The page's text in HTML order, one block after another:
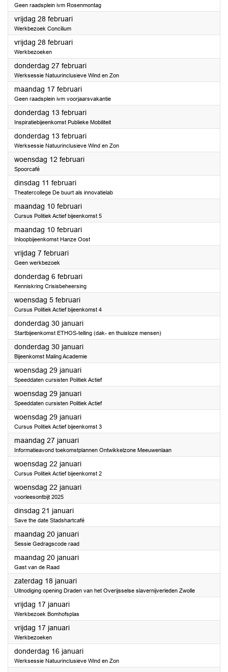
Geen raadsplein ivm Rosenmontag
vrijdag 28 februari2025
Werkbezoek Concilium
vrijdag 28 februari2025
Werkbezoeken
donderdag 27 februari2025
Werksessie Natuurinclusieve Wind en Zon
maandag 17 februari2025
Geen raadsplein ivm voorjaarsvakantie
donderdag 13 februari2025
Inspiratiebijeenkomst Publieke Mobiliteit
donderdag 13 februari2025
Werksessie Natuurinclusieve Wind en Zon
woensdag 12 februari2025
Spoorcafé
dinsdag 11 februari2025
Theatercollege De buurt als innovatielab
maandag 10 februari2025
Cursus Politiek Actief bijeenkomst 5
maandag 10 februari2025
Inloopbijeenkomst Hanze Oost
vrijdag 7 februari2025
Geen werkbezoek
donderdag 6 februari2025
Kenniskring Crisisbeheersing
woensdag 5 februari2025
Cursus Politiek Actief bijeenkomst 4
donderdag 30 januari2025
Startbijeenkomst ETHOS-telling (dak- en thuisloze mensen)
donderdag 30 januari2025
Bijeenkomst Maling Academie
woensdag 29 januari2025
Speeddaten cursisten Politiek Actief
woensdag 29 januari2025
Speeddaten cursisten Politiek Actief
woensdag 29 januari2025
Cursus Politiek Actief bijeenkomst 3
maandag 27 januari2025
Informatieavond toekomstplannen Ontwikkelzone Meeuwenlaan
woensdag 22 januari2025
Cursus Politiek Actief bijeenkomst 2
woensdag 22 januari2025
voorleesontbijt 2025
dinsdag 21 januari2025
Save the date Stadshartcafé
maandag 20 januari2025
Sessie Gedragscode raad
maandag 20 januari2025
Gast van de Raad
zaterdag 18 januari2025
Uitnodiging opening Draden van het Overijsselse slavernijverleden Zwolle
vrijdag 17 januari2025
Werkbezoek Bomhofsplas
vrijdag 17 januari2025
Werkbezoeken
donderdag 16 januari2025
Werksessie Natuurinclusieve Wind en Zon